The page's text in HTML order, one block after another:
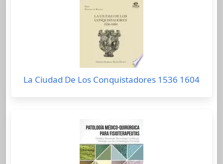
La Ciudad De Los Conquistadores 1536 1604